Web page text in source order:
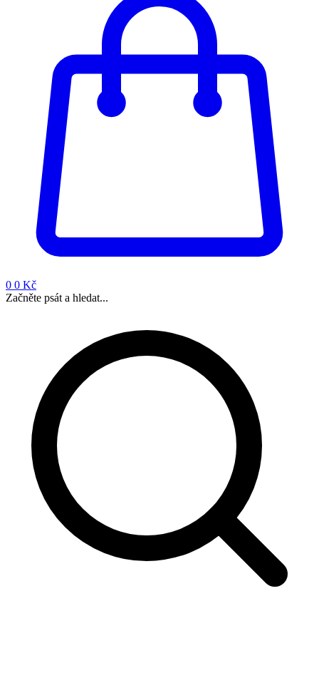
0 0 Kč
Začněte psát a hledat...